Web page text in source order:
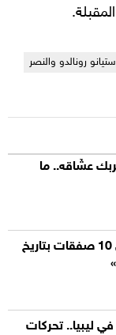
رونالدو والنصر
عشّاقه.. ما
عصر المليارات.. أغلى 10 صفقات بتاريخ
ليبيا.. تحركات